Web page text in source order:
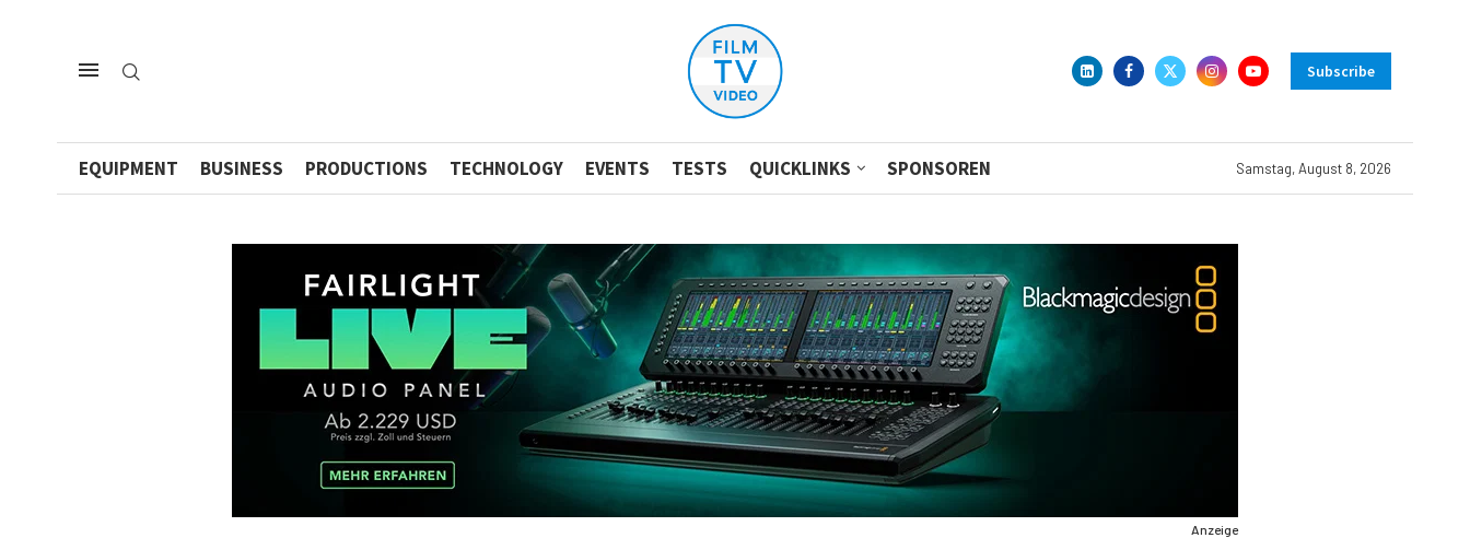
Subscribe
EQUIPMENT BUSINESS PRODUCTIONS TECHNOLOGY EVENTS TESTS QUICKLINKS SPONSOREN Samstag, August 8, 2026
Anzeige